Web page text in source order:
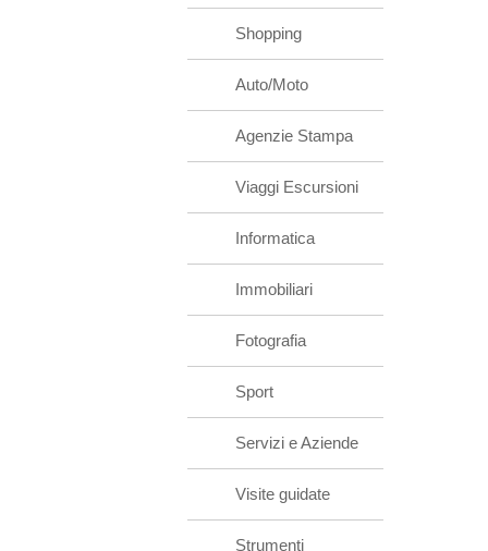
Shopping
Auto/Moto
Agenzie Stampa
Viaggi Escursioni
Informatica
Immobiliari
Fotografia
Sport
Servizi e Aziende
Visite guidate
Strumenti